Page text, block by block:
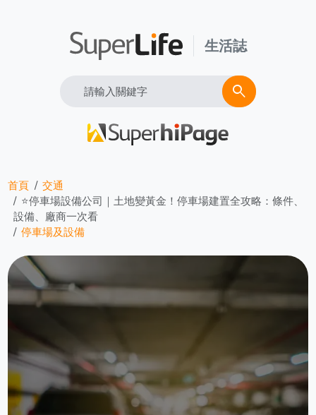
生活誌
Search search
首頁
交通
⭐停車場設備公司｜土地變黃金！停車場建置全攻略：條件、
設備、廠商一次看
停車場及設備